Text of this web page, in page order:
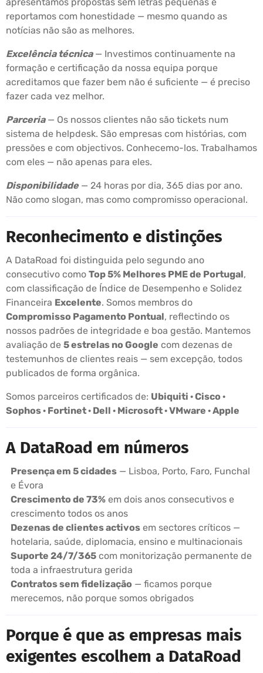
reportamos com honestidade — mesmo quando as
notícias não são as melhores.
Excelência técnica— Investimos continuamente na
formação e certificação da nossa equipa porque
acreditamos que fazer bem não é suficiente — é preciso
fazer cada vez melhor.
Parceria— Os nossos clientes não são tickets num
sistema de helpdesk. São empresas com histórias, com
pressões e com objectivos. Conhecemo-los. Trabalhamos
com eles — não apenas para eles.
Disponibilidade — 24 horas por dia, 365 dias por ano.
Não como slogan, mas como compromisso operacional.
Reconhecimento e distinções
A DataRoad foi distinguida pelo segundo ano
consecutivo como Top 5% Melhores PME de Portugal,
com classificação de Índice de Desempenho e Solidez
Financeira Excelente. Somos membros do
Compromisso Pagamento Pontual, reflectindo os
nossos padrões de integridade e boa gestão. Mantemos
avaliação de 5 estrelas no Google com dezenas de
testemunhos de clientes reais — sem excepção, todos
publicados de forma orgânica.
Somos parceiros certificados de: Ubiquiti · Cisco ·
Sophos · Fortinet · Dell · Microsoft · VMware · Apple
A DataRoad em números
Presença em 5 cidades — Lisboa, Porto, Faro, Funchal
e Évora
Crescimento de 73% em dois anos consecutivos e
crescimento todos os anos
Dezenas de clientes activos em sectores críticos —
hotelaria, saúde, diplomacia, ensino e multinacionais
Suporte 24/7/365 com monitorização permanente de
toda a infraestrutura gerida
Contratos sem fidelização — ficamos porque
merecemos, não porque somos obrigados
Porque é que as empresas mais
exigentes escolhem a DataRoad